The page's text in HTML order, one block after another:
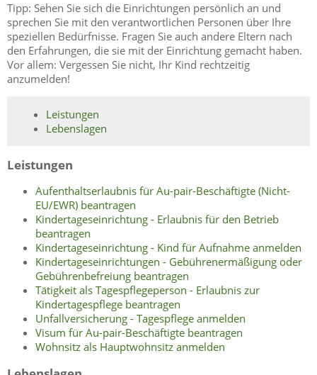
Tipp: Sehen Sie sich die Einrichtungen persönlich an und
sprechen Sie mit den verantwortlichen Personen über Ihre
speziellen Bedürfnisse. Fragen Sie auch andere Eltern nach
den Erfahrungen, die sie mit der Einrichtung gemacht haben.
Vor allem: Vergessen Sie nicht, Ihr Kind rechtzeitig
anzumelden!
Leistungen
Lebenslagen
Leistungen
Aufenthaltserlaubnis für Au-pair-Beschäftigte (Nicht-
EU/EWR) beantragen
Kindertageseinrichtung - Erlaubnis für den Betrieb
beantragen
Kindertageseinrichtung - Kind für Aufnahme anmelden
Kindertageseinrichtungen - Gebührenermäßigung oder
Gebührenbefreiung beantragen
Tätigkeit als Tagespflegeperson - Erlaubnis zur
Kindertagespflege beantragen
Unfallversicherung - Tagespflege anmelden
Visum für Au-pair-Beschäftigte beantragen
Wohnsitz als Hauptwohnsitz anmelden